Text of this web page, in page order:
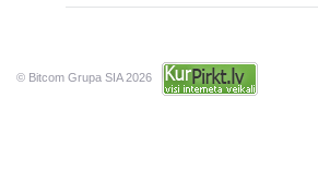
© Bitcom Grupa SIA 2026